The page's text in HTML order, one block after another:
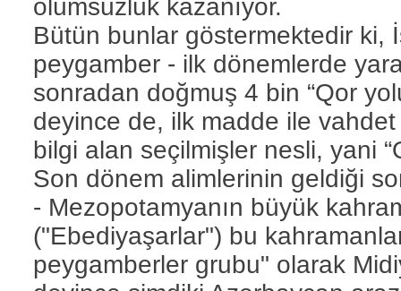
ölümsüzlük kazanıyor.
Bütün bunlar göstermektedir ki,
peygamber - ilk dönemlerde
sonradan doğmuş 4 bin “Qor
deyince de, ilk madde ile
bilgi alan seçilmişler nesli, yani
Son dönem alimlerinin geldiği
- Mezopotamyanın büyük
("Ebediyaşarlar") bu
peygamberler grubu" olarak